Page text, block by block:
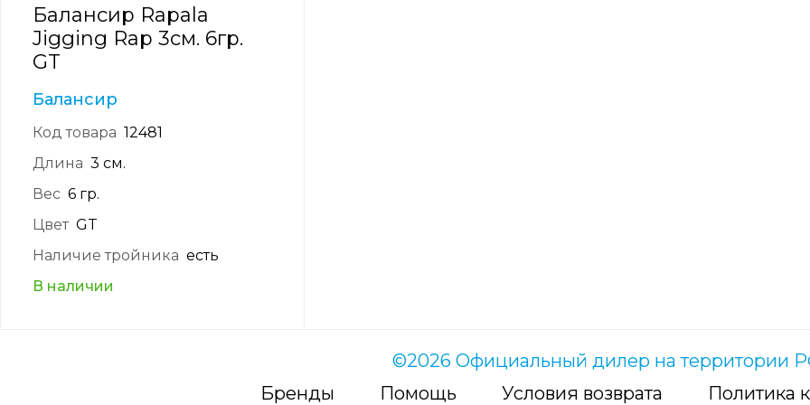
Балансир Rapala
Jigging Rap 3см. 6гр.
GT
Балансир
Код товара 12481
Длина 3 см.
Вес 6 гр.
Цвет GT
Наличие тройника есть
В наличии
©2026 Официальный дилер на территории
Бренды
Помощь Условия возврата Политика